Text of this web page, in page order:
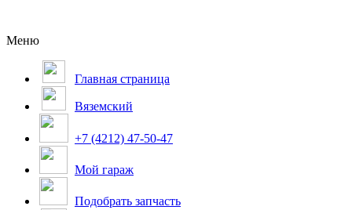
Меню
Главная страница
Вяземский
+7 (4212) 47-50-47
Мой гараж
Подобрать запчасть